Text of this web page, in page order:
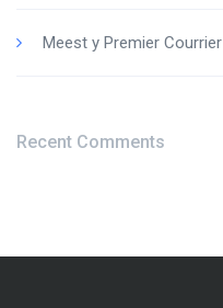
Meest y Premier Courrier
Recent Comments